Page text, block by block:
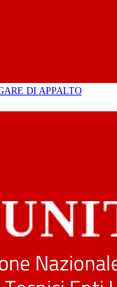
DI APPALTO